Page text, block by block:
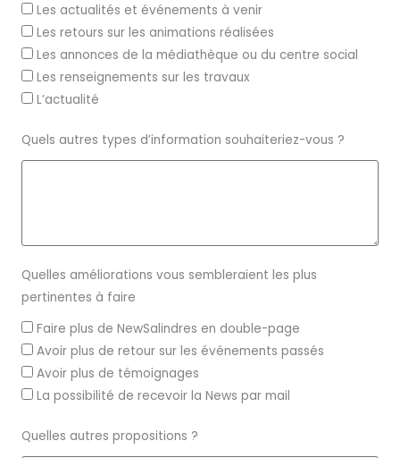
Les actualités et événements à venir
Les retours sur les animations réalisées
Les annonces de la médiathèque ou du centre social
Les renseignements sur les travaux
L’actualité
Quels autres types d’information souhaiteriez-vous ?
Quelles améliorations vous sembleraient les plus
pertinentes à faire
Faire plus de NewSalindres en double-page
Avoir plus de retour sur les événements passés
Avoir plus de témoignages
La possibilité de recevoir la News par mail
Quelles autres propositions ?